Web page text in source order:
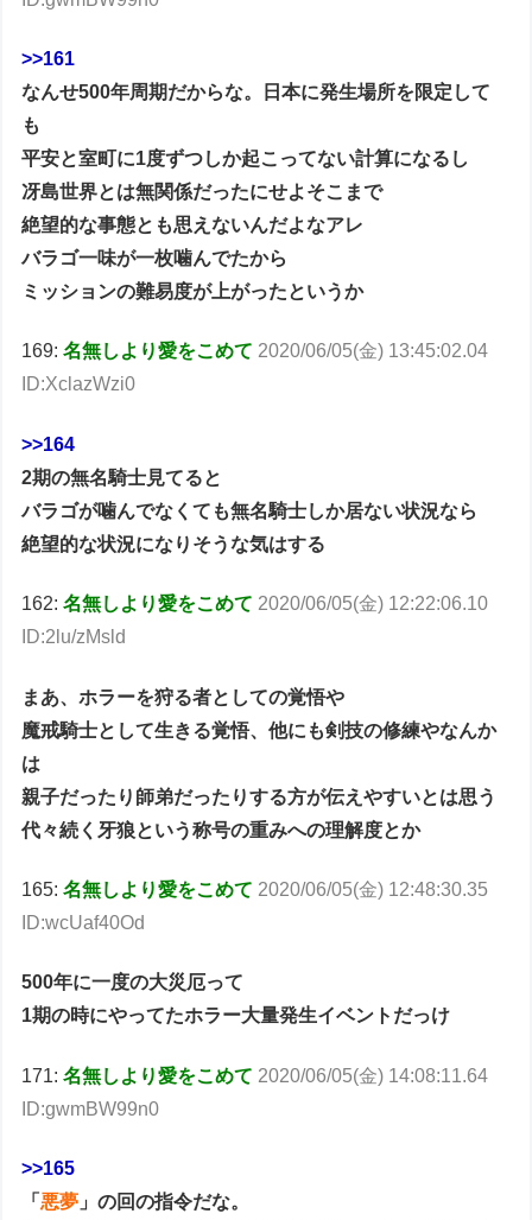
>>161
なんせ500年周期だからな。日本に発生場所を限定して
も
平安と室町に1度ずつしか起こってない計算になるし
冴島世界とは無関係だったにせよそこまで
絶望的な事態とも思えないんだよなアレ
バラゴ一味が一枚噛んでたから
ミッションの難易度が上がったというか
169:名無しより愛をこめて 2020/06/05(金) 13:45:02.04
ID:XclazWzi0
>>164
2期の無名騎士見てると
バラゴが噛んでなくても無名騎士しか居ない状況なら
絶望的な状況になりそうな気はする
162:名無しより愛をこめて 2020/06/05(金) 12:22:06.10
ID:2lu/zMsld
まあ、ホラーを狩る者としての覚悟や
魔戒騎士として生きる覚悟、他にも剣技の修練やなんか
は
親子だったり師弟だったりする方が伝えやすいとは思う
代々続く牙狼という称号の重みへの理解度とか
165:名無しより愛をこめて 2020/06/05(金) 12:48:30.35
ID:wcUaf40Od
500年に一度の大災厄って
1期の時にやってたホラー大量発生イベントだっけ
171:名無しより愛をこめて 2020/06/05(金) 14:08:11.64
ID:gwmBW99n0
>>165
「 悪夢 」の回の指令だな。